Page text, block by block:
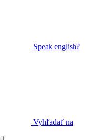
Speak english?
Vyhľadať na